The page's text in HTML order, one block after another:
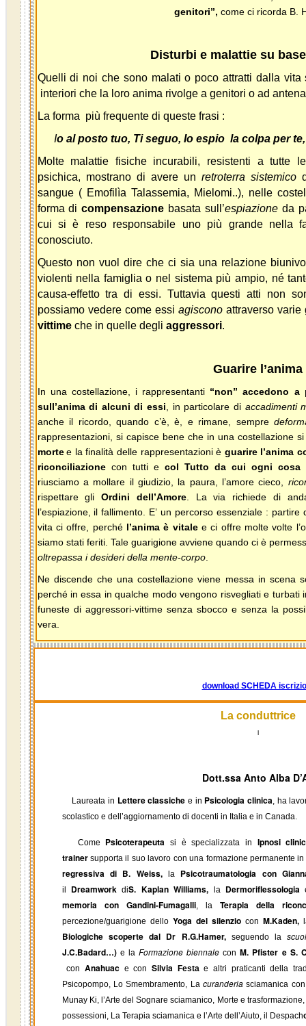
genitori”, come ci ricorda B.
Disturbi e malattie su
Quelli di noi che sono malati o poco attratti dalla
interiori che la loro anima rivolge a genitori o ad
La forma più frequente di queste frasi :
Io al posto tuo, Ti seguo, Io espio la colpa per
Molte malattie fisiche incurabili, resistenti a tutte
psichica, mostrano di avere un retroterra sistemico
sangue ( Emofilìa Talassemia, Mielomi..), nelle
forma dicompensazione basata sull’espiazione da
cui si è reso responsabile uno più grande nella
conosciuto.
Questo non vuol dire che ci sia una relazione
violenti nella famiglia o nel sistema più ampio, né
causa-effetto tra di essi. Tuttavia questi atti non
possiamo vedere come essi agisconoattraverso varie
vittimeche in quelle degli aggressori.
Guarire l’anima
In una costellazione, i rappresentanti “non” accedono
sull’anima di alcuni di essi
in particolare di accadimenti
anche il ricordo, quando c’è, è, e rimane, sempre
rappresentazioni, si capisce bene che in una costellazione
morte e la finalità delle rappresentazioni è guarire l’anima
riconciliazione con tutti e col Tutto da cui ogni cosa
riusciamo a mollare il giudizio, la paura, l’amore cieco,
rispettare gliOrdini dell’Amore. La via richiede di
l’espiazione, il fallimento. E’un percorso essenziale :
vita ci offre, perché l’anima è vitalee ci offre molte volte
siamo stati feriti. Tale guarigione avviene quando ci è
oltrepassa i desideri della mente-corpo.
Ne discende che una costellazione viene messa in scena
perché in essa in qualche modo vengono risvegliati e turbati
funeste di aggressori-vittime senza sbocco e senza la
vera.
download SCHEDA
La conduttrice
l
Dott.ssa Anto Alba
Laureata in Lettere classiche e in Psicologia clinica, ha
scolastico e dell’aggiornamento di docenti in Italia e in Canada.
Come Psicoterapeuta si è specializzata in Ipnosi
trainer supporta il suo lavoro con una formazione permanente
regressiva di B. Weiss, laPsicotraumatologia con
il DreamworkdiS. Kaplan Williams, la Dermoriflessologia
memoria con Gandini-Fumagalli, la Terapia della
percezione/guarigione delloYoga del silenzio con M.Kaden,
Biologiche scoperte dal Dr R.G.Hamer, seguendo la
J.C.Badard…) e la Formazione biennale con M. Pfister e S.
con Anahuac e con SilviaFestae altri praticanti della
Psicopompo, Lo Smembramento, La curanderiasciamanica
Munay Ki, l’Arte del Sognare sciamanico, Morte e
possessioni, La Terapia sciamanica e l’Arte dell’Aiuto, il Despach